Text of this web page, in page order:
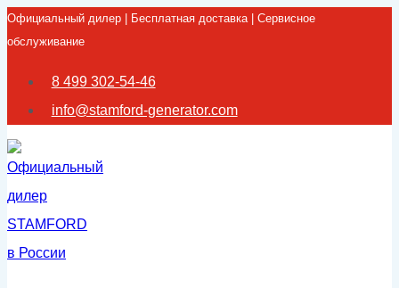
Перейти
к
содержимому
Официальный дилер | Бесплатная доставка | Сервисное
обслуживание
8 499 302-54-46
info@stamford-generator.com